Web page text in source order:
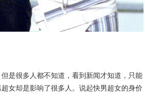
是很多人都不知道，看到新闻才知道，只能
女却是影响了很多人。说起快男超女的身价